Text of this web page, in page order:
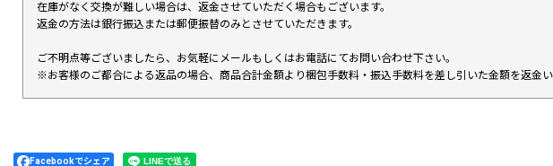
在庫がなく交換が難しい場合は、返金させていただく場合もございます。
返金の方法は銀行振込または郵便振替のみとさせていただきます。
ご不明点等ございましたら、お気軽にメールもしくはお電話にてお問い合わせ下さい。
※お客様のご都合による返品の場合、商品合計金額より梱包手数料・振込手数料を差し引いた金額を返金
Facebookでシェア